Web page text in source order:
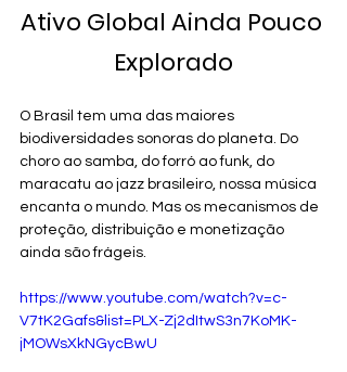
Ativo Global Ainda Pouco
Explorado
O Brasil tem uma das maiores
biodiversidades sonoras do planeta. Do
choro ao samba, do forró ao funk, do
maracatu ao jazz brasileiro, nossa música
encanta o mundo. Mas os mecanismos de
proteção, distribuição e monetização
ainda são frágeis.
https://www.youtube.com/watch?v=c-
V7tK2Gafs&list=PLX-Zj2dItwS3n7KoMK-
jMOWsXkNGycBwU